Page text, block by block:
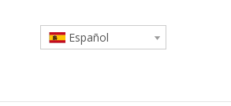
Español